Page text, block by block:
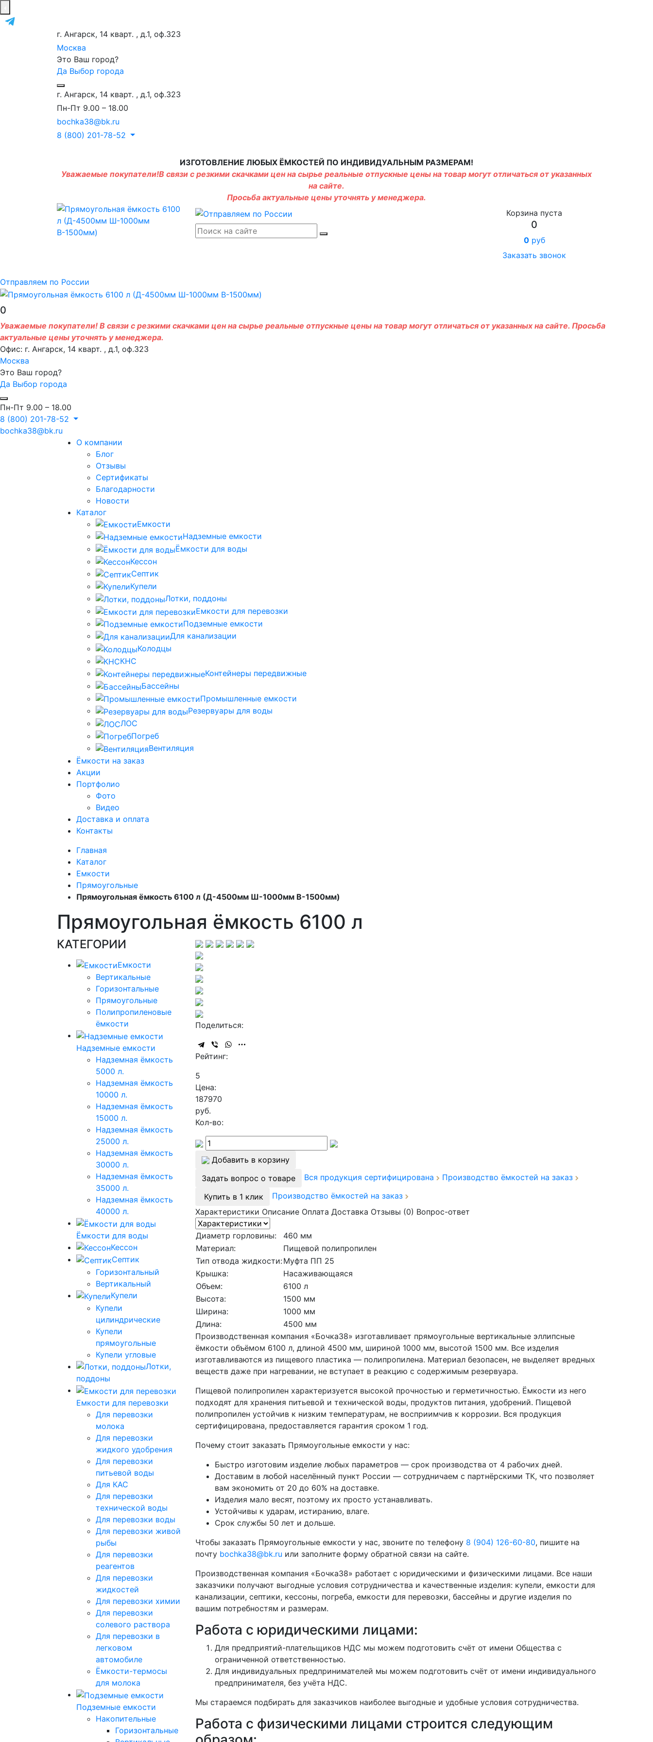
г. Ангарск, 14 кварт. , д.1, оф.323
Москва
Это Ваш город?
Да Выбор города
г. Ангарск, 14 кварт. , д.1, оф.323
Пн-Пт 9.00 – 18.00
bochka38@bk.ru
8 (800) 201-78-52
ИЗГОТОВЛЕНИЕ ЛЮБЫХ ЁМКОСТЕЙ ПО ИНДИВИДУАЛЬНЫМ РАЗМЕРАМ!
Уважаемые покупатели!В связи с резкими скачками цен на сырье реальные отпускные цены на товар могут отличаться от указанных
на сайте.
Просьба актуальные цены уточнять у менеджера.
Корзина пуста
0
0руб
Заказать звонок
Отправляем по России
0
Уважаемые покупатели! В связи с резкими скачками цен на сырье реальные отпускные цены на товар могут отличаться от указанных на сайте. Просьба
актуальные цены уточнять у менеджера.
Офис: г. Ангарск, 14 кварт. , д.1, оф.323
Москва
Это Ваш город?
Да Выбор города
Пн-Пт 9.00 – 18.00
8 (800) 201-78-52
bochka38@bk.ru
О компании
Блог
Отзывы
Сертификаты
Благодарности
Новости
Каталог
Емкости
Надземные емкости
Ёмкости для воды
Кессон
Септик
Купели
Лотки, поддоны
Емкости для перевозки
Подземные емкости
Для канализации
Колодцы
КНС
Контейнеры передвижные
Бассейны
Промышленные емкости
Резервуары для воды
ЛОС
Погреб
Вентиляция
Ёмкости на заказ
Акции
Портфолио
Фото
Видео
Доставка и оплата
Контакты
Главная
Каталог
Емкости
Прямоугольные
Прямоугольная ёмкость 6100 л (Д-4500мм Ш-1000мм В-1500мм)
Прямоугольная ёмкость 6100 л
КАТЕГОРИИ
Емкости
Вертикальные
Горизонтальные
Прямоугольные
Полипропиленовые
ёмкости
Надземные емкости
Надземная ёмкость
5000 л.
Надземная ёмкость
10000 л.
Надземная ёмкость
15000 л.
Надземная ёмкость
25000 л.
Надземная ёмкость
30000 л.
Надземная ёмкость
35000 л.
Надземная ёмкость
40000 л.
Ёмкости для воды
Кессон
Септик
Горизонтальный
Вертикальный
Купели
Купели
цилиндрические
Купели
прямоугольные
Купели угловые
Лотки,
поддоны
Емкости для перевозки
Для перевозки
молока
Для перевозки
жидкого удобрения
Для перевозки
питьевой воды
Для КАС
Для перевозки
технической воды
Для перевозки воды
Для перевозки живой
рыбы
Для перевозки
реагентов
Для перевозки
жидкостей
Для перевозки химии
Для перевозки
солевого раствора
Для перевозки в
легковом
автомобиле
Ёмкости-термосы
для молока
Подземные емкости
Накопительные
Горизонтальные
Поделиться:
Рейтинг:
5
Цена:
187970
руб.
Кол-во:
Добавить в корзину
Задать вопрос о товаре
Вся продукция сертифицирована
Производство ёмкостей на заказ
Купить в 1 клик
Производство ёмкостей на заказ
Характеристики Описание Оплата Доставка Отзывы (0) Вопрос-ответ
Диаметр горловины:
460 мм
Материал:
Пищевой полипропилен
Тип отвода жидкости:Муфта ПП 25
Крышка:
Насаживающаяся
Объем:
6100 л
Высота:
1500 мм
Ширина:
1000 мм
Длина:
4500 мм
Производственная компания «Бочка38» изготавливает прямоугольные вертикальные эллипсные
ёмкости объёмом 6100 л, длиной 4500 мм, шириной 1000 мм, высотой 1500 мм. Все изделия
изготавливаются из пищевого пластика — полипропилена. Материал безопасен, не выделяет вредных
веществ даже при нагревании, не вступает в реакцию с содержимым резервуара.
Пищевой полипропилен характеризуется высокой прочностью и герметичностью. Ёмкости из него
подходят для хранения питьевой и технической воды, продуктов питания, удобрений. Пищевой
полипропилен устойчив к низким температурам, не восприимчив к коррозии. Вся продукция
сертифицирована, предоставляется гарантия сроком 1 год.
Почему стоит заказать Прямоугольные емкости у нас:
Быстро изготовим изделие любых параметров — срок производства от 4 рабочих дней.
Доставим в любой населённый пункт России — сотрудничаем с партнёрскими ТК, что позволяет
вам экономить от 20 до 60% на доставке.
Изделия мало весят, поэтому их просто устанавливать.
Устойчивы к ударам, истиранию, влаге.
Срок службы 50 лет и дольше.
Чтобы заказать Прямоугольные емкости у нас, звоните по телефону 8 (904) 126-60-80, пишите на
почту bochka38@bk.ru или заполните форму обратной связи на сайте.
Производственная компания «Бочка38» работает с юридическими и физическими лицами. Все наши
заказчики получают выгодные условия сотрудничества и качественные изделия: купели, емкости для
канализации, септики, кессоны, погреба, емкости для перевозки, бассейны и другие изделия по
вашим потребностям и размерам.
Работа с юридическими лицами:
Для предприятий-плательщиков НДС мы можем подготовить счёт от имени Общества с
ограниченной ответственностью.
Для индивидуальных предпринимателей мы можем подготовить счёт от имени индивидуального
предпринимателя, без учёта НДС.
Мы стараемся подбирать для заказчиков наиболее выгодные и удобные условия сотрудничества.
Работа с физическими лицами строится следующим